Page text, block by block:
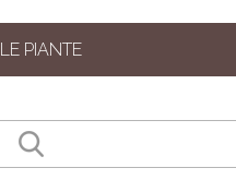
LE PIANTE